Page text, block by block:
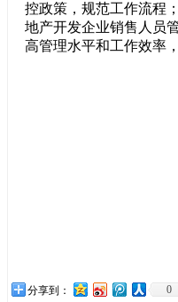
控政策，规范工作流程
地产开发企业销售人员
高管理水平和工作效率
分享到： 0